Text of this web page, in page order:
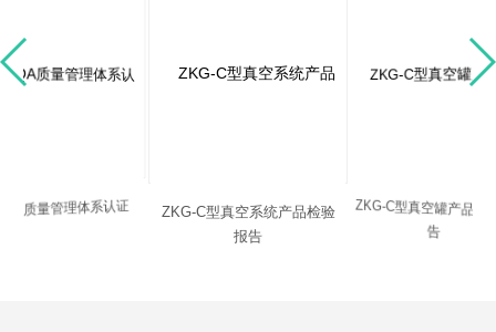
质量管理体系认证
ZKG-C型真空系统产品检验
报告
ZKG-C型真空罐产品检
告